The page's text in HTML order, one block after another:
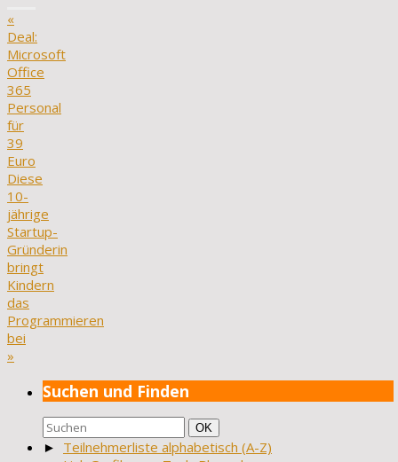
«
Deal:
Microsoft
Office
365
Personal
für
39
Euro
Diese
10-
jährige
Startup-
Gründerin
bringt
Kindern
das
Programmieren
bei
»
Suchen und Finden
Suchen
nach:
Suchen
OK
► Teilnehmerliste alphabetisch (A-Z)